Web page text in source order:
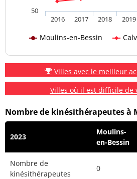
Moulins-en-Bessin
2016 2017 2018 2019
50
Villes avec le meilleur
Villes où il est difficile de
Nombre de kinésithérapeutes à
2023
Moulins-
en-Bessin
Nombre de
kinésithérapeutes
0